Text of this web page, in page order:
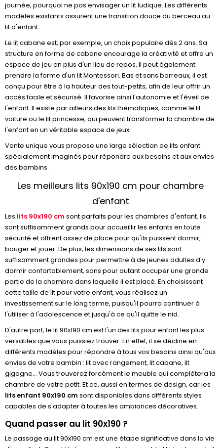
journée, pourquoi ne pas envisager un lit ludique. Les différents
modèles existants assurent une transition douce du berceau au
lit d'enfant.
Le lit cabane est, par exemple, un choix populaire dès 2 ans. Sa
structure en forme de cabane encourage la créativité et offre un
espace de jeu en plus d'un lieu de repos. Il peut également
prendre la forme d'un lit Montessori. Bas et sans barreaux, il est
conçu pour être à la hauteur des tout-petits, afin de leur offrir un
accès facile et sécurisé. Il favorise ainsi l'autonomie et l'éveil de
l'enfant. Il existe par ailleurs des lits thématiques, comme le lit
voiture ou le lit princesse, qui peuvent transformer la chambre de
l'enfant en un véritable espace de jeux.
Vente unique vous propose une large sélection de lits enfant
spécialement imaginés pour répondre aux besoins et aux envies
des bambins.
Les meilleurs lits 90x190 cm pour chambre
d'enfant
Les lits 90x190 cm sont parfaits pour les chambres d'enfant. Ils
sont suffisamment grands pour accueillir les enfants en toute
sécurité et offrent assez de place pour qu'ils puissent dormir,
bouger et jouer. De plus, les dimensions de ses lits sont
suffisamment grandes pour permettre à de jeunes adultes d'y
dormir confortablement, sans pour autant occuper une grande
partie de la chambre dans laquelle il est placé. En choisissant
cette taille de lit pour votre enfant, vous réalisez un
investissement sur le long terme, puisqu'il pourra continuer à
l'utiliser à l'adolescence et jusqu'à ce qu'il quitte le nid.
D'autre part, le lit 90x190 cm est l'un des lits pour enfant les plus
versatiles que vous puissiez trouver. En effet, il se décline en
différents modèles pour répondre à tous vos besoins ainsi qu'aux
envies de votre bambin : lit avec rangement, lit cabane, lit
gigogne… Vous trouverez forcément le meuble qui complétera la
chambre de votre petit. Et ce, aussi en termes de design, car les
lits enfant 90x190 cm sont disponibles dans différents styles
capables de s'adapter à toutes les ambiances décoratives.
Quand passer au lit 90x190 ?
Le passage au lit 90x190 cm est une étape significative dans la vie